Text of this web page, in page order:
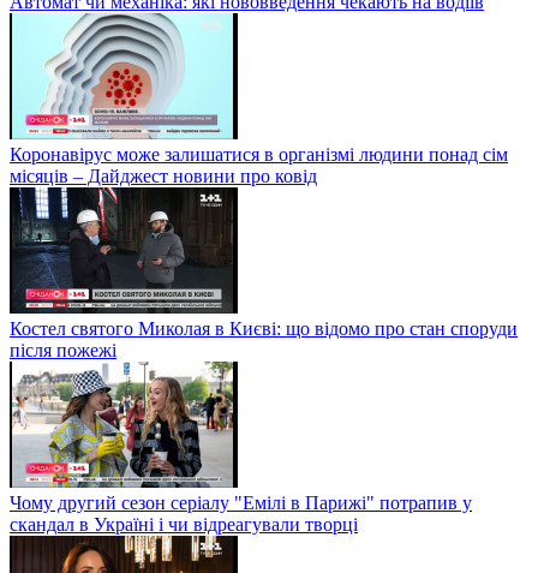
Коронавірус може залишатися в організмі людини понад сім
місяців – Дайджест новини про ковід
Костел святого Миколая в Києві: що відомо про стан споруди
після пожежі
Чому другий сезон серіалу "Емілі в Парижі" потрапив у
скандал в Україні і чи відреагували творці